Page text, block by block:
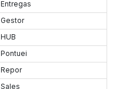
Entregas
Gestor
HUB
Pontuei
Repor
Sales